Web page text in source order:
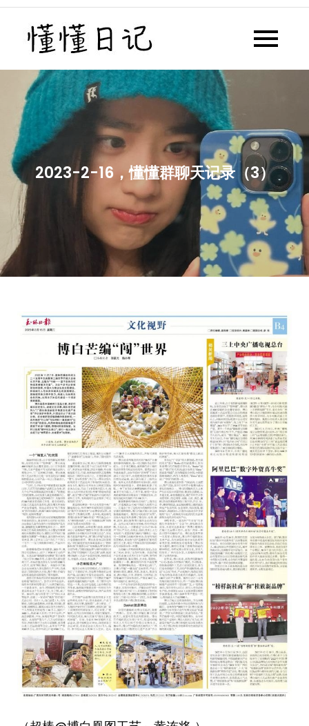
Skip
content
懂懂日记网每天同步更新懂懂学
2023-2-16，懂懂群聊天记录（3）